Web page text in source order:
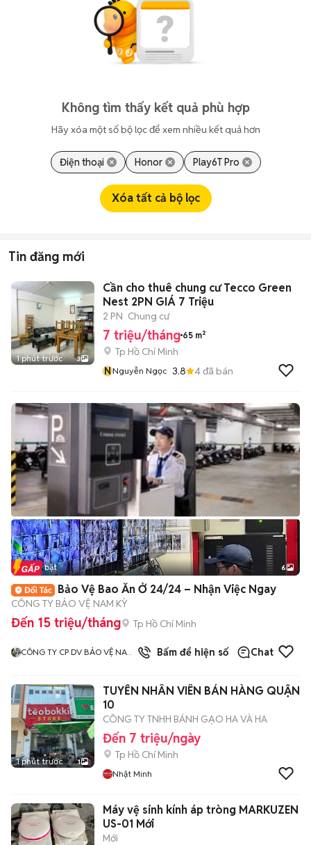
Không tìm thấy kết quả phù hợp
Hãy xóa một số bộ lọc để xem nhiều kết quả hơn
Điện thoại Honor Play6T Pro
Xóa tất cả bộ lọc
Tin đăng mới
1 phút trước 3
Cần cho thuê chung cư Tecco Green
Nest 2PN GIÁ 7 Triệu
2 PN Chung cư
7 triệu/tháng 65 m²
Tp Hồ Chí Minh
NNguyễn Ngọc 3.8 4đã bán
+2
Tin nổi bật 6
Bảo Vệ Bao Ăn Ở 24/24 – Nhận Việc Ngay
CÔNG TY BẢO VỆ NAM KỲ
Đến 15 triệu/tháng Tp Hồ Chí Minh
CÔNG TY CP DV BẢO VỆ NAM
3đã bán
Bấm để hiện số Chat
1 phút trước 1
TUYỂN NHÂN VIÊN BÁN HÀNG QUẬN
10
CÔNG TY TNHH BÁNH GẠO HA VÀ HA
Đến 7 triệu/ngày
Tp Hồ Chí Minh
Nhật Minh
Máy vệ sinh kính áp tròng MARKUZEN
US-01 Mới
Mới